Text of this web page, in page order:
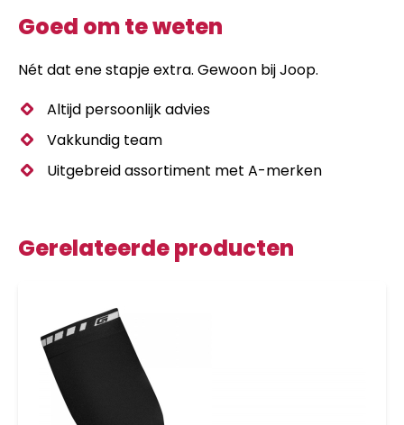
Goed om te weten
Nét dat ene stapje extra. Gewoon bij Joop.
Altijd persoonlijk advies
Vakkundig team
Uitgebreid assortiment met A-merken
Gerelateerde producten